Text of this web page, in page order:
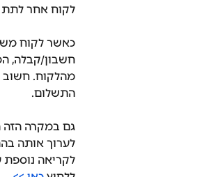
לקוח אחר לתת לו טווח זמן של
כאשר לקוח
חשבון/קבלה,
מהלקוח.
התשלום.
גם במקרה הזה
לערוך אותה
לקריאה נוספת